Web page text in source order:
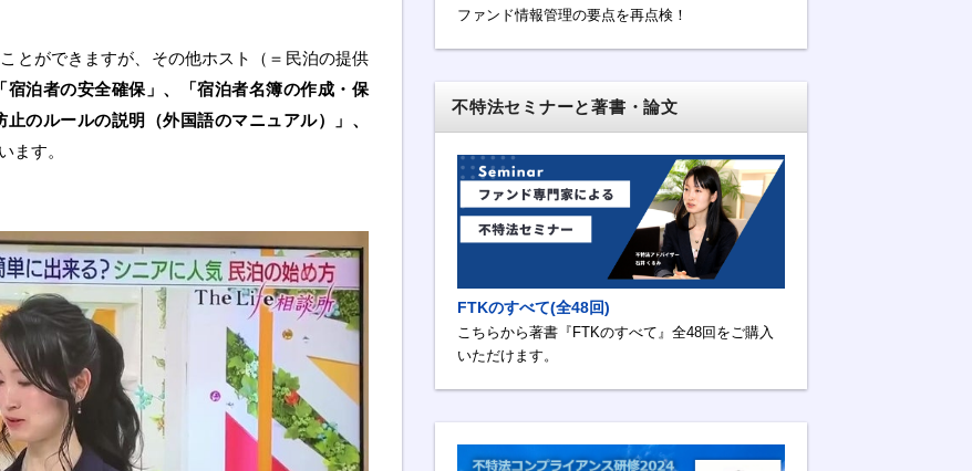
とができますが、その他ホスト（＝民泊の提供
「宿泊者の安全確保」、「宿泊者名簿の作成・保
のルールの説明（外国語のマニュアル）」、
ます。
ファンド情報管理の要点を再点検！
不特法セミナーと著書・論文
FTKのすべて(全48回)
こちらから著書『FTKのすべて』全48回をご購入
いただけます。